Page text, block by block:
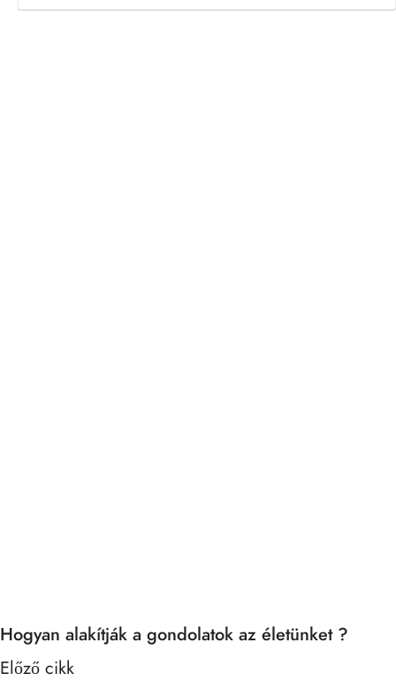
Hogyan alakítják a gondolatok az életünket ?
Előző cikk